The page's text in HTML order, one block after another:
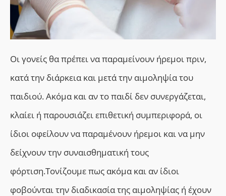
Οι γονείς θα πρέπει να παραμείνουν ήρεμοι πριν,
κατά την διάρκεια και μετά την αιμοληψία του
παιδιού. Ακόμα και αν το παιδί δεν συνεργάζεται,
κλαίει ή παρουσιάζει επιθετική συμπεριφορά, οι
ίδιοι οφείλουν να παραμένουν ήρεμοι και να μην
δείχνουν την συναισθηματική τους
φόρτιση.Τονίζουμε πως ακόμα και αν ίδιοι
φοβούνται την διαδικασία της αιμοληψίας ή έχουν